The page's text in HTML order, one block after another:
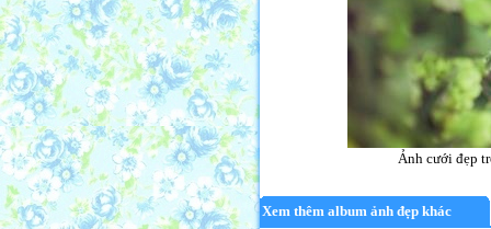
Ảnh cưới đẹp
Xem thêm album ảnh đẹp khác